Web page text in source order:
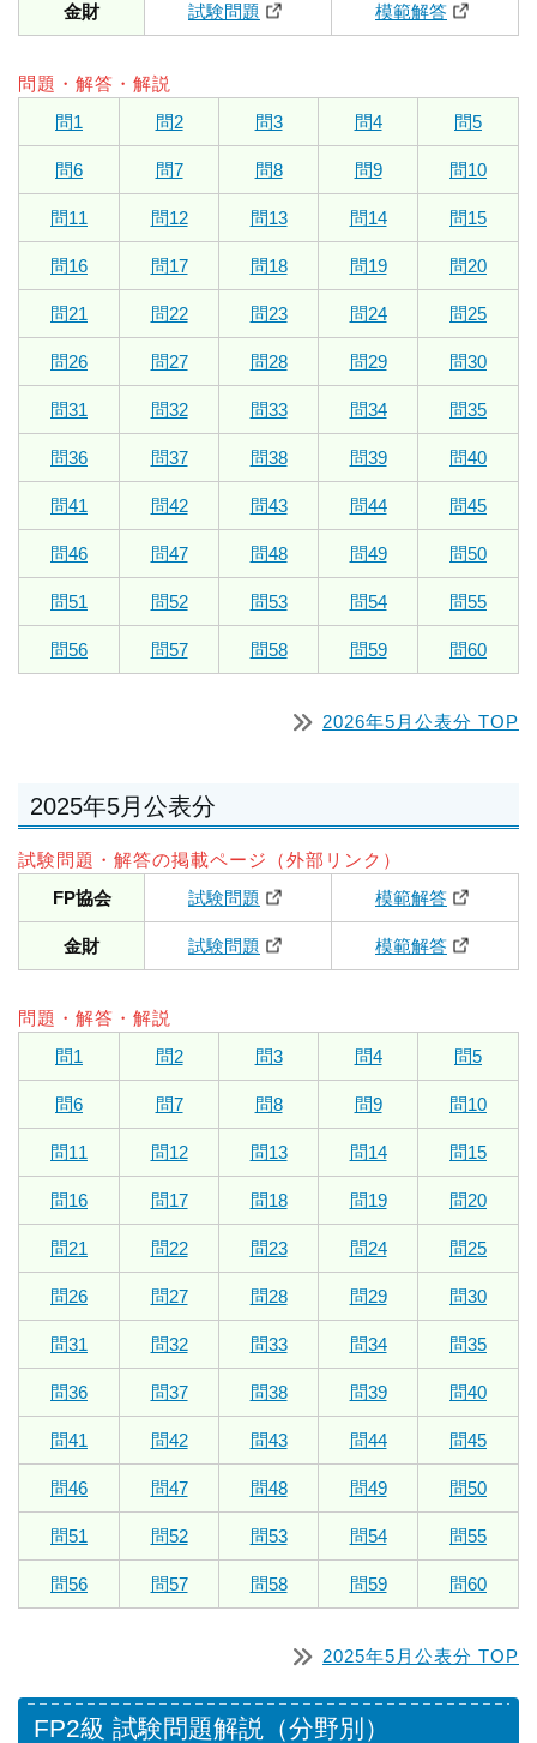
金財 試験問題 模範解答
問題・解答・解説
問1
問2 問3 問4 問5
問6 問7 問8 問9 問10
問11 問12 問13 問14 問15
問16 問17 問18 問19 問20
問21 問22 問23 問24 問25
問26 問27 問28 問29 問30
問31 問32 問33 問34 問35
問36 問37 問38 問39 問40
問41 問42 問43 問44 問45
問46 問47 問48 問49 問50
問51 問52 問53 問54 問55
問56 問57 問58 問59 問60
2026年5月公表分 TOP
2025年5月公表分
試験問題・解答の掲載ページ（外部リンク）
FP協会
試験問題 模範解答
金財 試験問題 模範解答
問題・解答・解説
問1
問2 問3 問4 問5
問6 問7 問8 問9 問10
問11 問12 問13 問14 問15
問16 問17 問18 問19 問20
問21 問22 問23 問24 問25
問26 問27 問28 問29 問30
問31 問32 問33 問34 問35
問36 問37 問38 問39 問40
問41 問42 問43 問44 問45
問46 問47 問48 問49 問50
問51 問52 問53 問54 問55
問56 問57 問58 問59 問60
2025年5月公表分 TOP
FP2級 試験問題解説（分野別）